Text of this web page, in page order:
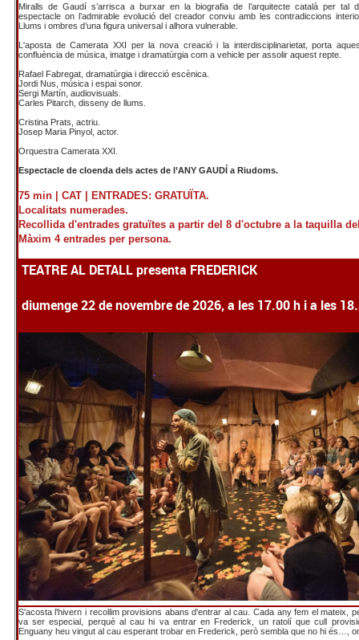
Miralls de Gaudí s’arrisca a burxar en la biografia de l’arquitecte català per tal
espectacle on l’admirable evolució del creador conviu amb les contradiccions
Llums i ombres d’una figura universal i alhora vulnerable.
L'aposta de Camerata XXI per la nova creació i la interdisciplinarietat, porta
confluència de música, imatge i dramatúrgia com a vehicle per assolir aquest repte.
Rafael Fabregat, dramatúrgia i direcció escènica.
Jordi Nus, música i espai sonor.
Sergi Martín, audiovisuals.
Carles Pitarch, disseny de llums.
Cristina Prats, actriu.
Josep Maria Pinyol, actor.
Orquestra Camerata XXI.
Espectacle de cloenda dels actes de l’ANY GAUDÍ a Riudoms.
75 min | CAT | ENTRADES: GRATUÏTA.
Localitats numerades.
Recollida d'entrades gratuïtes a partir del 8 d'octubre a la taquilla
Màxim 4 entrades per persona.
TEATRE AL DETALL presenta FREDERICK
diumenge 22 de novembre de 2026, a les 17.00 h i a les
S'acosta l'hivern i recollim provisions abans d'entrar al cau. Cada any fem el mateix,
va ser especial, perquè al cau hi va entrar en Frederick, un ratolí que cull
Enguany heu vingut al cau esperant trobar en Frederick, però sembla que no hi és…,